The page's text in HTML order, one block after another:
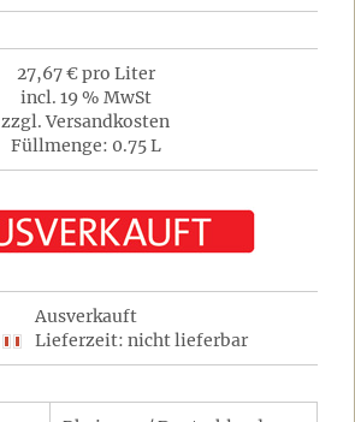
27,67 € pro Liter
incl. 19 % MwSt
zzgl. Versandkosten
Füllmenge: 0.75 L
Ausverkauft
Lieferzeit: nicht lieferbar